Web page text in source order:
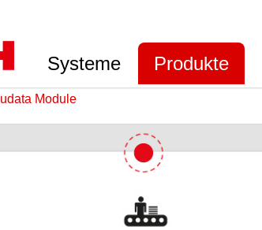
Systeme Produkte
udata Module